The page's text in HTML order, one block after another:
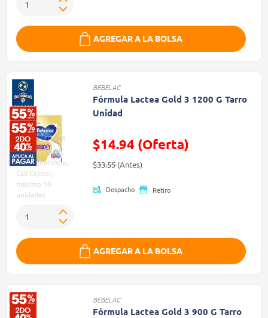
AGREGAR A LA BOLSA
Exclusivo Web,
App, WhatsApp,
Call Center,
máximo 10
unidades
BEBELAC
Fórmula Lactea Gold 3 1200 G Tarro
Unidad
$14.94 (Oferta)
Precio reducido de
$33.55(Antes)(Oferta)
Despacho Retiro
AGREGAR A LA BOLSA
BEBELAC
Fórmula Lactea Gold 3 900 G Tarro